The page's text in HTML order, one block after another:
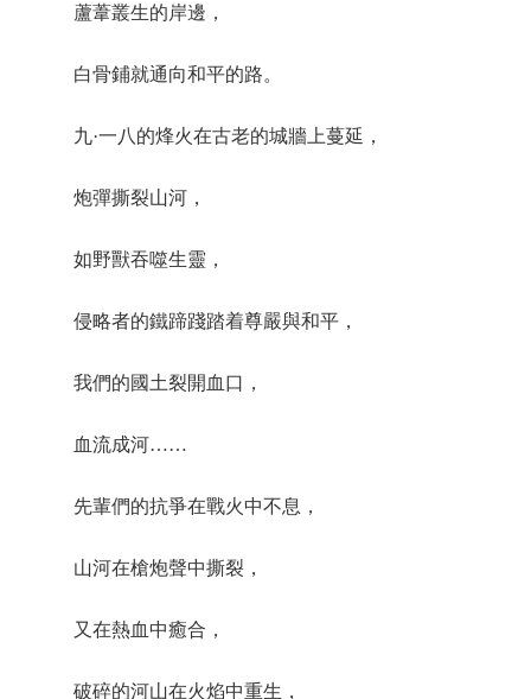
蘆葦叢生的岸邊，
白骨鋪就通向和平的路。
九·一八的烽火在古老的城牆上蔓延，
炮彈撕裂山河，
如野獸吞噬生靈，
侵略者的鐵蹄踐踏着尊嚴與和平，
我們的國土裂開血口，
血流成河……
先輩們的抗爭在戰火中不息，
山河在槍炮聲中撕裂，
又在熱血中癒合，
破碎的河山在火焰中重生，